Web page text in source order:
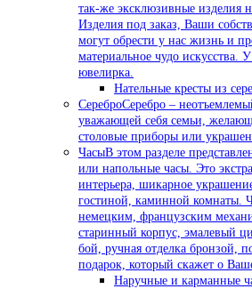
так-же эксклюзивные изделия
Изделия под заказ, Ваши
могут обрести у нас жизнь и
материальное чудо искусства.
ювелирка.
Нательные кресты из
СереброСеребро –
уважающей себя семьи,
столовые приборы или
ЧасыВ этом разделе
или напольные часы. Это
интерьера, шикарное
гостиной, каминной комнаты.
немецким, французским
старинный корпус, эмалевый
бой, ручная отделка бронзой,
подарок, который скажет о
Наручные и карманные